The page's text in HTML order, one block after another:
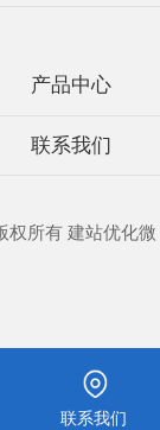
产品中心
联系我们
权所有 建站优化微
联系我们